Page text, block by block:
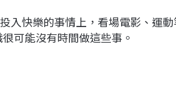
入快樂的事情上，看場電影、運
可能沒有時間做這些事。